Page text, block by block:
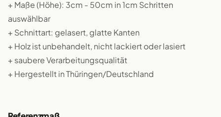
+ Maße (Höhe): 3cm - 50cm in 1cm Schritten
auswählbar
+ Schnittart: gelasert, glatte Kanten
+ Holz ist unbehandelt, nicht lackiert oder lasiert
+ saubere Verarbeitungsqualität
+ Hergestellt in Thüringen/Deutschland